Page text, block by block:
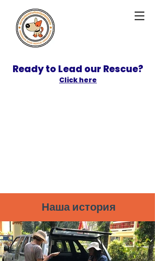
Ready to Lead our Rescue?
Click here
Наша история